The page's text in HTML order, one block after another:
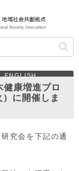
ENGLISH
健康増進プロ
に開催しま
究会を下記の通